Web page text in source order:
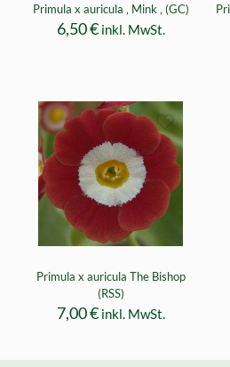
Primula x auricula ‚ Mink ‚ (GC)
6,50€ inkl. MwSt.
Primula x auricula The Bishop
(RSS)
7,00€ inkl. MwSt.